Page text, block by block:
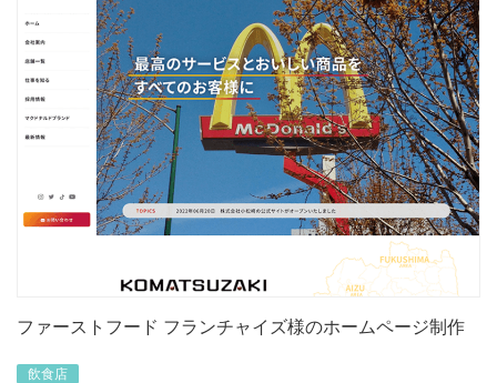
ファーストフード フランチャイズ様のホームページ制作
飲食店